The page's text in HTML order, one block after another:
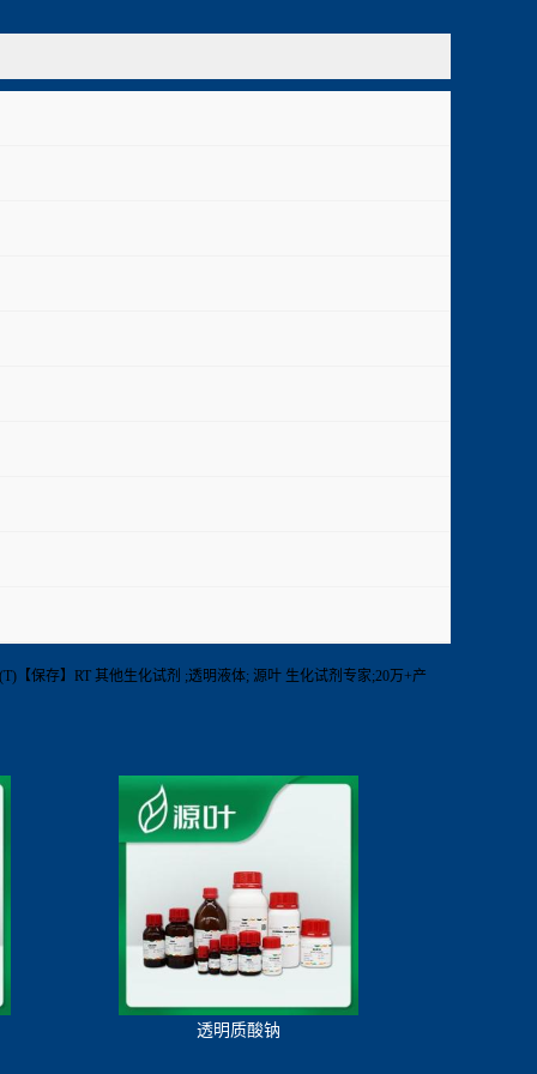
【保存】RT 其他生化试剂 ;透明液体; 源叶 生化试剂专家;20万+产
透明质酸钠